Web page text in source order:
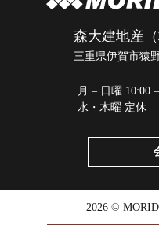
森大建地産
三重県伊賀市猿
月 – 日曜 10:00
水・木曜 定休
2026 ©